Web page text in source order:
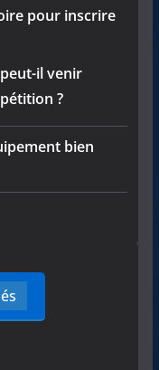
pour inscrire
il venir
?
bien